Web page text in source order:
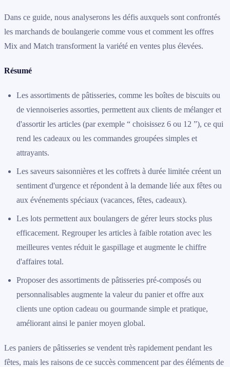
Dans ce guide, nous analyserons les défis auxquels sont confrontés
les marchands de boulangerie comme vous et comment les offres
Mix and Match transforment la variété en ventes plus élevées.
Résumé
Les assortiments de pâtisseries, comme les boîtes de biscuits ou
de viennoiseries assorties, permettent aux clients de mélanger et
d'assortir les articles (par exemple “ choisissez 6 ou 12 ”), ce qui
rend les cadeaux ou les commandes groupées simples et
attrayants.
Les saveurs saisonnières et les coffrets à durée limitée créent un
sentiment d'urgence et répondent à la demande liée aux fêtes ou
aux événements spéciaux (vacances, fêtes, cadeaux).
Les lots permettent aux boulangers de gérer leurs stocks plus
efficacement. Regrouper les articles à faible rotation avec les
meilleures ventes réduit le gaspillage et augmente le chiffre
d'affaires total.
Proposer des assortiments de pâtisseries pré-composés ou
personnalisables augmente la valeur du panier et offre aux
clients une option cadeau ou gourmande simple et pratique,
améliorant ainsi le panier moyen global.
Les paniers de pâtisseries se vendent très rapidement pendant les
fêtes, mais les raisons de ce succès commencent par des éléments de